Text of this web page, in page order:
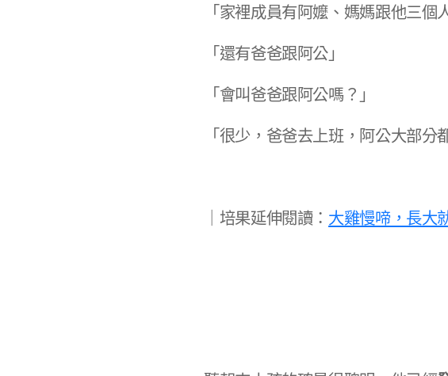
「家裡成員有阿嬤、媽媽跟他三個
「還有爸爸跟阿公」​
「會叫爸爸跟阿公嗎？」​
「很少，爸爸去上班，阿公大部分
｜培果延伸閱讀： 大雞慢啼，長大